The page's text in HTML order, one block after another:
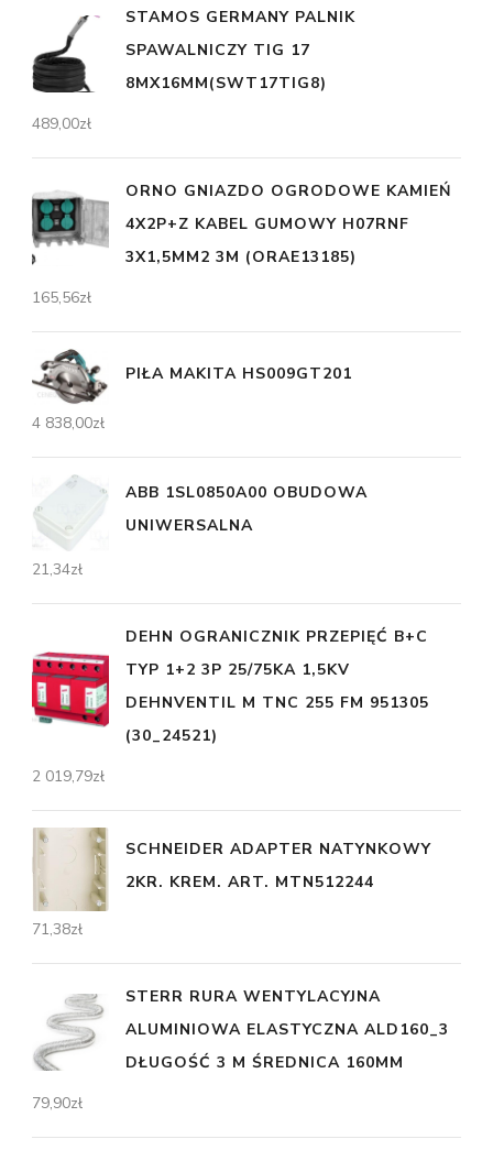
STAMOS GERMANY PALNIK
SPAWALNICZY TIG 17
8MX16MM(SWT17TIG8)
489,00zł
ORNO GNIAZDO OGRODOWE KAMIEŃ
4X2P+Z KABEL GUMOWY H07RNF
3X1,5MM2 3M (ORAE13185)
165,56zł
PIŁA MAKITA HS009GT201
4 838,00zł
ABB 1SL0850A00 OBUDOWA
UNIWERSALNA
21,34zł
DEHN OGRANICZNIK PRZEPIĘĆ B+C
TYP 1+2 3P 25/75KA 1,5KV
DEHNVENTIL M TNC 255 FM 951305
(30_24521)
2 019,79zł
SCHNEIDER ADAPTER NATYNKOWY
2KR. KREM. ART. MTN512244
71,38zł
STERR RURA WENTYLACYJNA
ALUMINIOWA ELASTYCZNA ALD160_3
DŁUGOŚĆ 3 M ŚREDNICA 160MM
79,90zł